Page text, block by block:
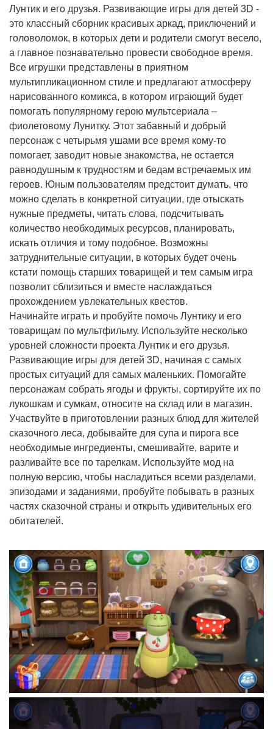
Лунтик и его друзья. Развивающие игры для детей 3D -
это классный сборник красивых аркад, приключений и
головоломок, в которых дети и родители смогут весело,
а главное познавательно провести свободное время.
Все игрушки представлены в приятном
мультипликационном стиле и предлагают атмосферу
нарисованного комикса, в котором играющий будет
помогать популярному герою мультсериала –
фиолетовому Лунитку. Этот забавный и добрый
персонаж с четырьмя ушами все время кому-то
помогает, заводит новые знакомства, не остается
равнодушным к трудностям и бедам встречаемых им
героев. Юным пользователям предстоит думать, что
можно сделать в конкретной ситуации, где отыскать
нужные предметы, читать слова, подсчитывать
количество необходимых ресурсов, планировать,
искать отличия и тому подобное. Возможны
затруднительные ситуации, в которых будет очень
кстати помощь старших товарищей и тем самым игра
позволит сблизиться и вместе наслаждаться
прохождением увлекательных квестов.
Начинайте играть и пробуйте помочь Лунтику и его
товарищам по мультфильму. Используйте несколько
уровней сложности проекта Лунтик и его друзья.
Развивающие игры для детей 3D, начиная с самых
простых ситуаций для самых маленьких. Помогайте
персонажам собрать ягоды и фрукты, сортируйте их по
лукошкам и сумкам, относите на склад или в магазин.
Участвуйте в приготовлении разных блюд для жителей
сказочного леса, добывайте для супа и пирога все
необходимые ингредиенты, смешивайте, варите и
разливайте все по тарелкам. Используйте мод на
полную версию, чтобы насладиться всеми разделами,
эпизодами и заданиями, пробуйте побывать в разных
частях сказочной страны и открыть удивительных его
обитателей.